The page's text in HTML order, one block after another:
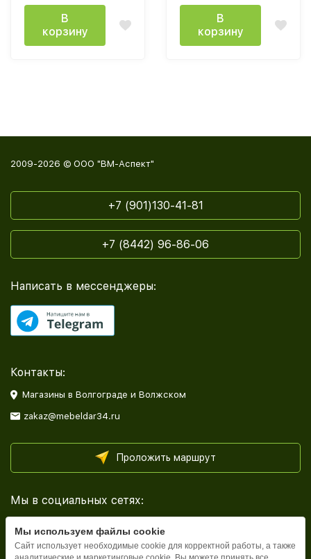
F12
В
корзину
В
корзину
2009-2026 © ООО "ВМ-Аспект"
+7 (901)130-41-81
+7 (8442) 96-86-06
Написать в мессенджеры:
Контакты:
Магазины в Волгограде и Волжском
zakaz@mebeldar34.ru
Проложить маршрут
Мы в социальных сетях:
Мы используем файлы cookie
Сайт использует необходимые cookie для корректной работы, а также